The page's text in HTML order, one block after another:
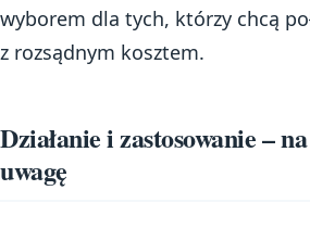
wyborem dla tych, którzy chcą
z rozsądnym kosztem.
Działanie i zastosowanie –
uwagę